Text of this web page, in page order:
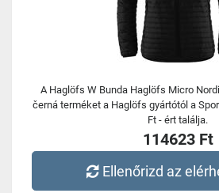
A Haglöfs W Bunda Haglöfs Micro
černá terméket a Haglöfs gyártótól a
Ft - ért találja.
114623 Ft
Ellenőrizd az